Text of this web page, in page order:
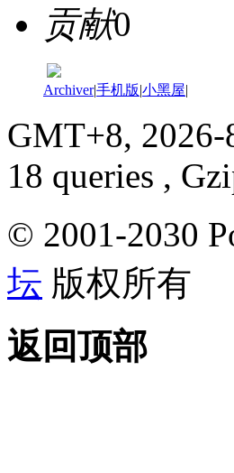
贡献0
Archiver|手机版|小黑屋|
GMT+8, 2026-
18 queries ,
© 2001-2030
坛 版权所有
返回顶部